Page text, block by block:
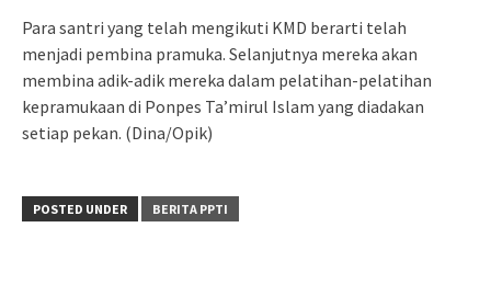
Para santri yang telah mengikuti KMD berarti telah
menjadi pembina pramuka. Selanjutnya mereka akan
membina adik-adik mereka dalam pelatihan-pelatihan
kepramukaan di Ponpes Ta’mirul Islam yang diadakan
setiap pekan. (Dina/Opik)
POSTED UNDER BERITA PPTI